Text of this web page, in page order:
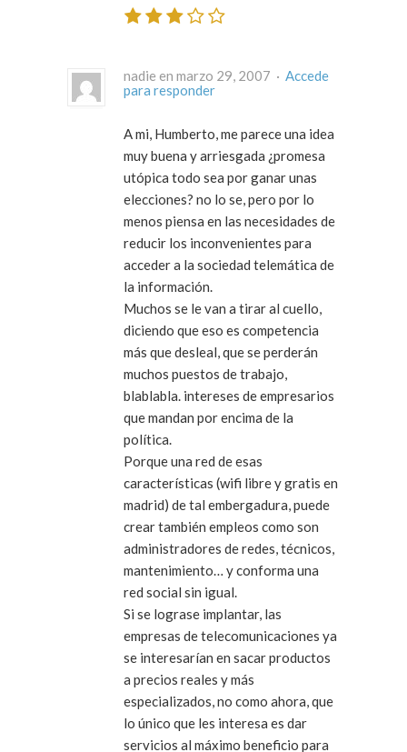
nadie en marzo 29, 2007 · Accede
para responder
A mi, Humberto, me parece una idea
muy buena y arriesgada ¿promesa
utópica todo sea por ganar unas
elecciones? no lo se, pero por lo
menos piensa en las necesidades de
reducir los inconvenientes para
acceder a la sociedad telemática de
la información.
Muchos se le van a tirar al cuello,
diciendo que eso es competencia
más que desleal, que se perderán
muchos puestos de trabajo,
blablabla. intereses de empresarios
que mandan por encima de la
política.
Porque una red de esas
características (wifi libre y gratis en
madrid) de tal embergadura, puede
crear también empleos como son
administradores de redes, técnicos,
mantenimiento… y conforma una
red social sin igual.
Si se lograse implantar, las
empresas de telecomunicaciones ya
se interesarían en sacar productos
a precios reales y más
especializados, no como ahora, que
lo único que les interesa es dar
servicios al máximo beneficio para